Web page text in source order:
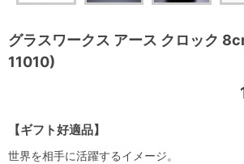
グラスワークス アース クロック
11010)
【ギフト好適品】
世界を相手に活躍するイメージ。